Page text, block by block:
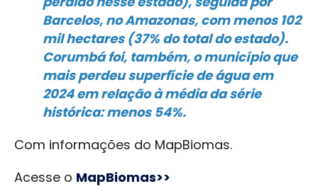
Barcelos, no Amazonas, com menos 102
mil hectares (37% do total do estado).
Corumbá foi, também, o município que
mais perdeu superfície de água em
2024 em relação à média da série
histórica: menos 54%.
Com informações do MapBiomas.
Acesse o MapBiomas>>